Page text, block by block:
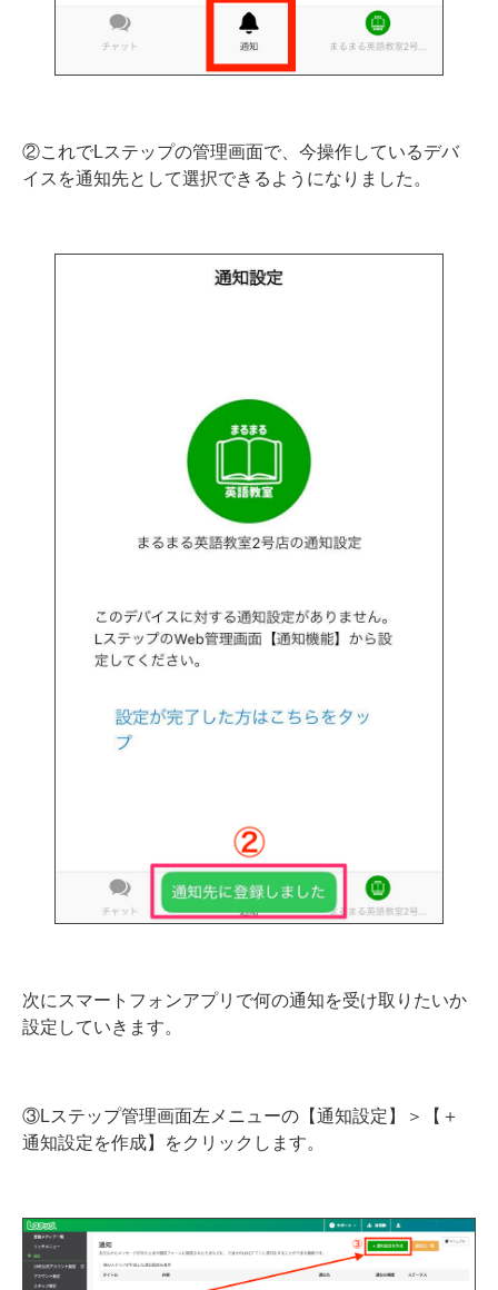
②これでLステップの管理画面で、今操作しているデバ
イスを通知先として選択できるようになりました。
次にスマートフォンアプリで何の通知を受け取りたいか
設定していきます。
③Lステップ管理画面左メニューの【通知設定】＞【＋
通知設定を作成】をクリックします。